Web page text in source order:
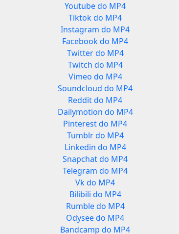
Youtube do MP4
Tiktok do MP4
Instagram do MP4
Facebook do MP4
Twitter do MP4
Twitch do MP4
Vimeo do MP4
Soundcloud do MP4
Reddit do MP4
Dailymotion do MP4
Pinterest do MP4
Tumblr do MP4
Linkedin do MP4
Snapchat do MP4
Telegram do MP4
Vk do MP4
Bilibili do MP4
Rumble do MP4
Odysee do MP4
Bandcamp do MP4